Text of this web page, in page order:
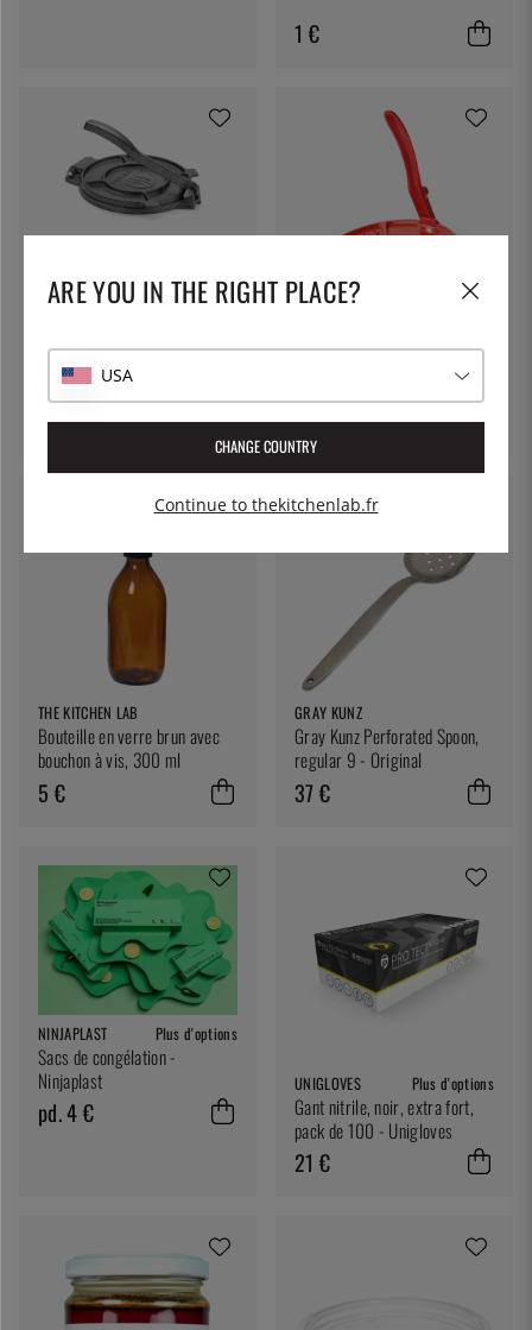
1 €
Presse à tortilla en fonte, 20
cm - Hendi
Presse à tortillas en fonte,
rouge, avec Servilleta - Verve
Culture
69 € Ajouter au panier
THE KITCHEN LAB
Bouteille en verre brun avec
bouchon à vis, 300 ml
5 €
GRAY KUNZ
Gray Kunz Perforated Spoon,
regular 9 - Original
37 €
NINJAPLAST Plus d'options
Sacs de congélation -
Ninjaplast
pd. 4 €
UNIGLOVES Plus d'options
Gant nitrile, noir, extra fort,
pack de 100 - Unigloves
21 €
ARE YOU IN THE RIGHT PLACE?
USA
CHANGE COUNTRY
Continue to thekitchenlab.fr